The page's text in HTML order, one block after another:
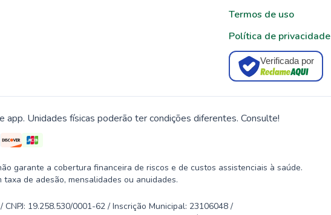
Termos de uso
Política de privacidade
Verificada por
app. Unidades físicas poderão ter condições diferentes. Consulte!
garante a cobertura financeira de riscos e de custos assistenciais à saúde.
de adesão, mensalidades ou anuidades.
/ CNPJ: 19.258.530/0001-62 / Inscrição Municipal: 23106048 /